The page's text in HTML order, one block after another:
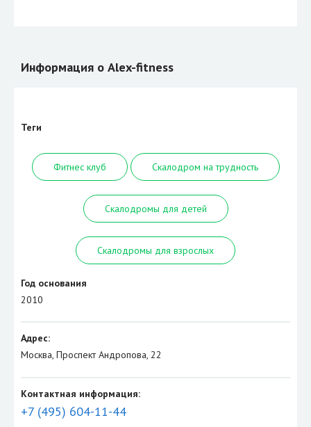
Информация о Alex-fitness
Теги
Фитнес клуб Скалодром на трудность
Скалодромы для детей
Скалодромы для взрослых
Год основания
2010
Адрес:
Москва, Проспект Андропова, 22
Контактная информация:
+7 (495) 604-11-44